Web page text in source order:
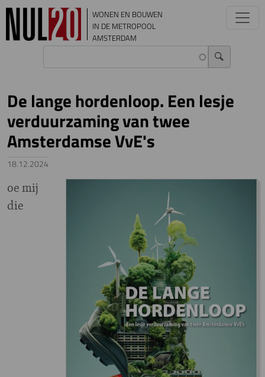
Overslaan en naar de inhoud gaan
WONEN EN BOUWEN
IN DE METROPOOL
AMSTERDAM
De lange hordenloop. Een lesje
verduurzaming van twee
Amsterdamse VvE's
18.12.2024
oe mij
die